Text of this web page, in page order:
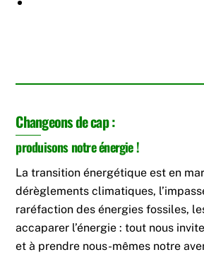
Changeons de cap :
produisons notre énergie !
La transition énergétique est en
dérèglements climatiques,
raréfaction des énergies fossiles,
accaparer l’énergie : tout nous
et à prendre nous-mêmes notre